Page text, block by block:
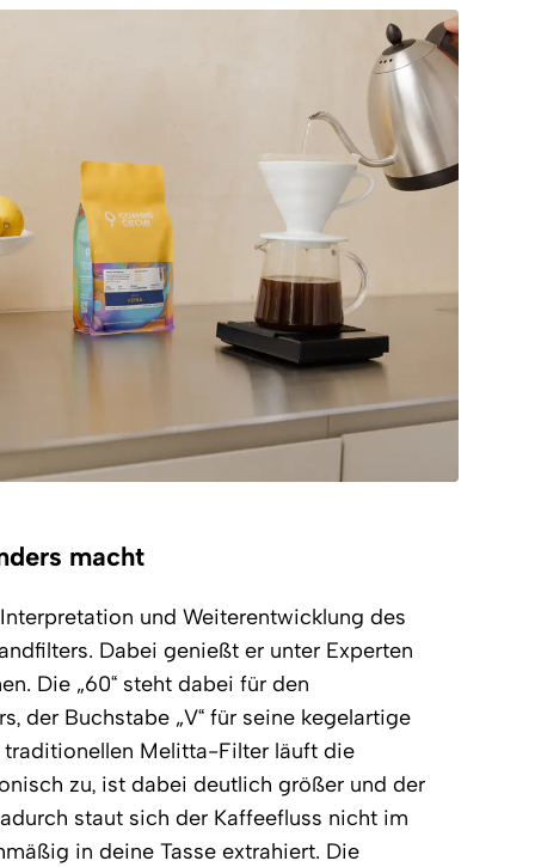
macht
und Weiterentwicklung des
Dabei genießt er unter Experten
Die „60“ steht dabei für den
der Buchstabe „V“ für seine kegelartige
traditionellen Melitta-Filter läuft die
zu, ist dabei deutlich größer und der
staut sich der Kaffeefluss nicht im
in deine Tasse extrahiert. Die